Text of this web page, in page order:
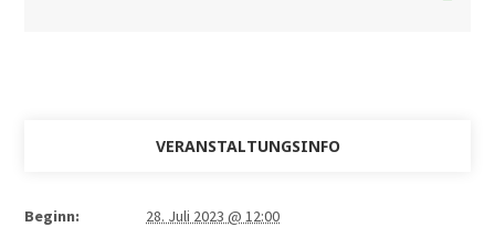
VERANSTALTUNGSINFO
Beginn: 28. Juli 2023 @ 12:00